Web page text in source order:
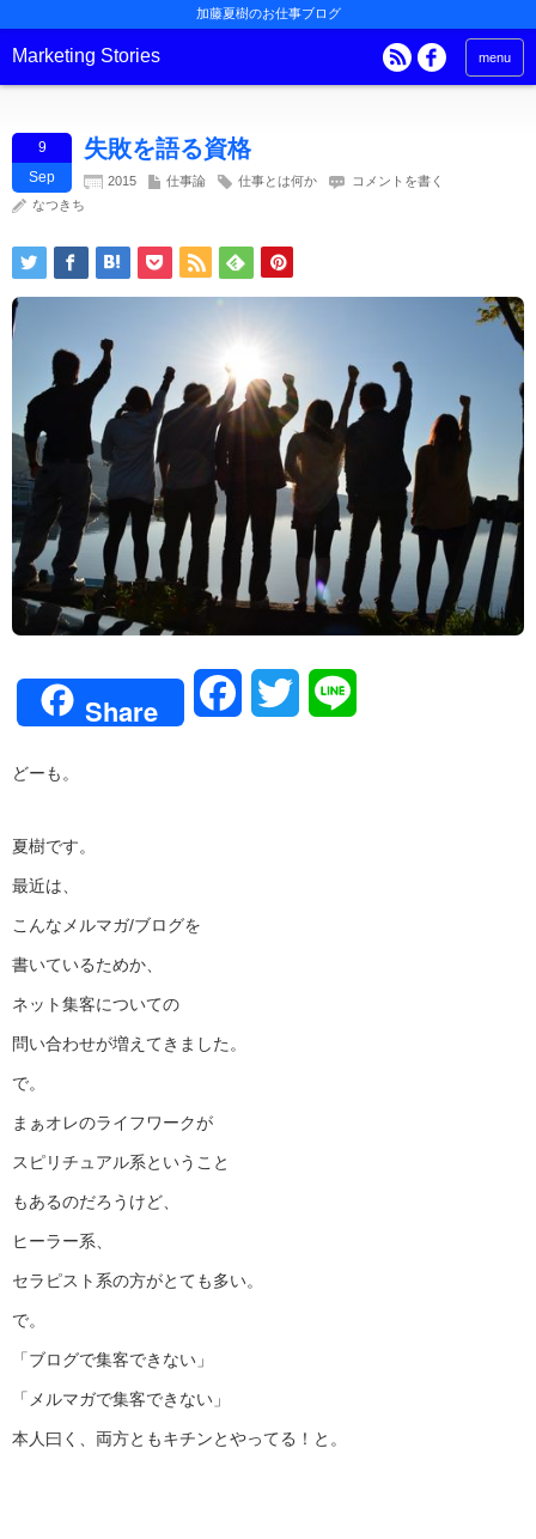
加藤夏樹のお仕事ブログ
Marketing Stories menu
9
Sep
失敗を語る資格
2015 仕事論 仕事とは何か
コメントを書く
なつきち
Share FacebookTwitter
どーも。
夏樹です。
最近は、
こんなメルマガ/ブログを
書いているためか、
ネット集客についての
問い合わせが増えてきました。
で。
まぁオレのライフワークが
スピリチュアル系ということ
もあるのだろうけど、
ヒーラー系、
セラピスト系の方がとても多い。
で。
「ブログで集客できない」
「メルマガで集客できない」
本人曰く、両方ともキチンとやってる！と。